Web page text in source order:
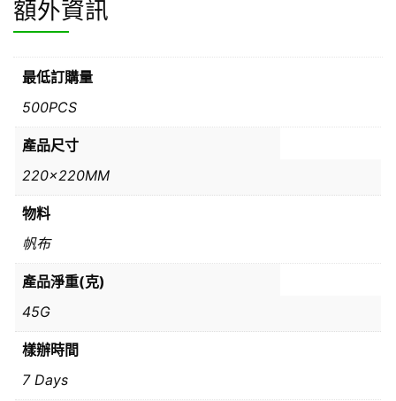
額外資訊
最低訂購量
500PCS
產品尺寸
220x220MM
物料
帆布
產品淨重(克)
45G
樣辦時間
7 Days